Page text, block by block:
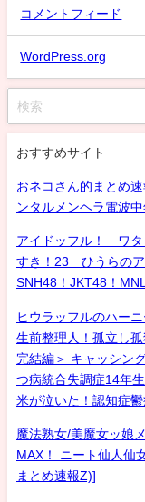
コメントフィード
WordPress.org
おすすめサイト
おネコさん的まとめ
ンタルメンヘラ電波
アイドッフル！ ワ
すき！23 ひうらの
SNH48！JKT48！
ヒウラッフルのハー
生前整理人！孤立し
完結編＞ キャッシン
つ病統合失調症14年
米が泣いた！認知症
魔法熟女/美魔女ッ娘
MAX！ ニート仙人仙
まとめ速報Z)]